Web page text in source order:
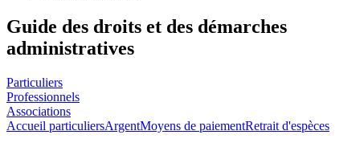
Guide des droits et des démarches
administratives
Particuliers
Professionnels
Associations
Accueil particuliersArgentMoyens de paiementRetrait d'espèces